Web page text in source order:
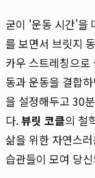
굳이 '운동 시간'을
를 보면서 브릿지
카우 스트레칭으
동과 운동을 결합
을 설정해두고 30
다.뷰릿 코클의 철
삶을 위한 자연스
습관들이 모여 당